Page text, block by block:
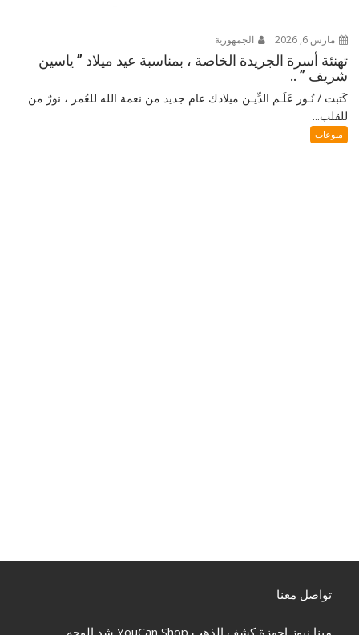
مارس 6, 2026 الجمهورية
تهنئة أسرة الجريدة الخاصة ، بمناسبة عيد ميلاد ” ياسين
شريف ” ..
كَتبت / نُـور عَلَـم الدِّيـن ميلادك عام جديد من نعمة الله للعُمر ، نورٌ من
للقلب...
منوعات
تواصل معنا
مينا نيوز اجهزة كشف الذهب YouCan Shop شد الوجه